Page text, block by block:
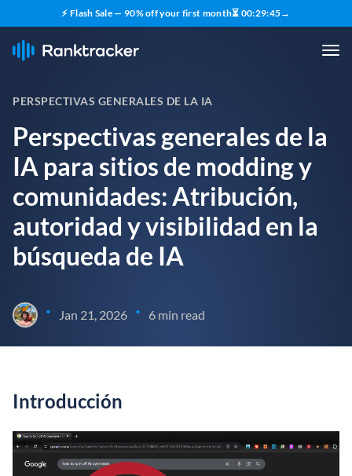
⚡ Flash Sale — 90% off your first month⏳ 00:29:44→
PERSPECTIVAS GENERALES DE LA IA
Perspectivas generales de la
IA para sitios de modding y
comunidades: Atribución,
autoridad y visibilidad en la
búsqueda de IA
• Jan 21, 2026 • 6 min read
Introducción